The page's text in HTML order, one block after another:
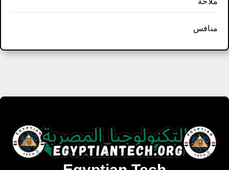
منافس